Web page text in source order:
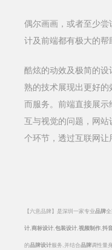
偶尔画画，或者至少
计及前端都有极大的帮
酷炫的动效及极简的
熟的技术展现出更好
而服务。前端直接展
互与视觉的问题，网
个环节，透过互联网让
【六意品牌】是深圳一家专业品牌全
计,商标设计,包装设计,视频制作,抖
的品牌设计服务,并结合品牌调性量